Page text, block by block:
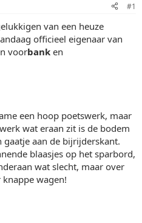
#1
van een heuze
officieel eigenaar van
voorbank en
een hoop poetswerk, maar
wat eraan zit is de bodem
gaatje aan de bijrijderskant.
blaasjes op het sparbord,
wat slecht, maar over
knappe wagen!